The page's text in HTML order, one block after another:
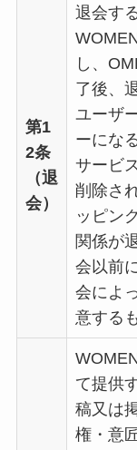
第1
2条
（退
会）
退会す
し、
了後、
ユーザ
ーにな
サービ
削除さ
ッピン
関係が
会以前
会によ
意する
て提供
稿又は
権・意